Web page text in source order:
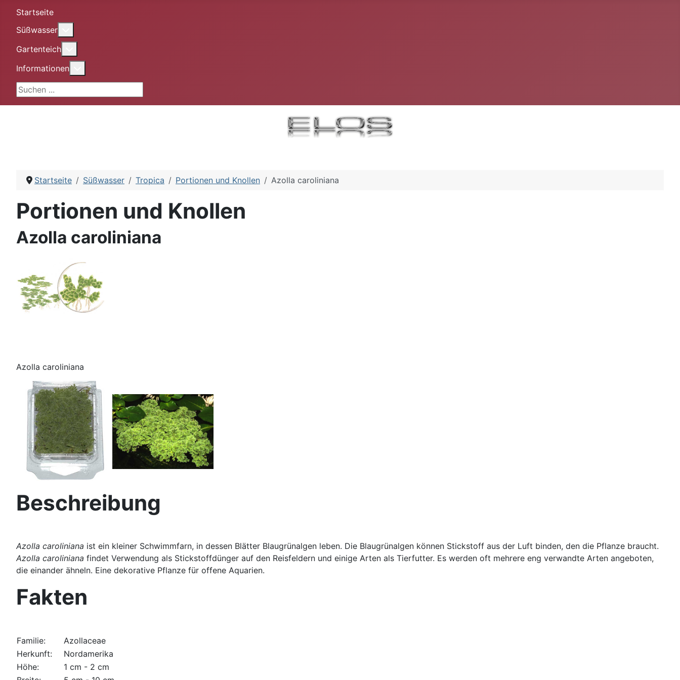
Startseite
Süßwasser
Gartenteich
Informationen
Suchen ...
Startseite Süßwasser Tropica Portionen und Knollen Azolla caroliniana
Portionen und Knollen
Azolla caroliniana
Azolla caroliniana
Beschreibung
Azolla caroliniana ist ein kleiner Schwimmfarn, in dessen Blätter Blaugrünalgen leben. Die Blaugrünalgen können Stickstoff aus der Luft binden, den die Pflanze braucht.
Azolla caroliniana findet Verwendung als Stickstoffdünger auf den Reisfeldern und einige Arten als Tierfutter. Es werden oft mehrere eng verwandte Arten angeboten,
die einander ähneln. Eine dekorative Pflanze für offene Aquarien.
Fakten
Familie:
Azollaceae
Herkunft:
Nordamerika
Höhe:
1 cm - 2 cm